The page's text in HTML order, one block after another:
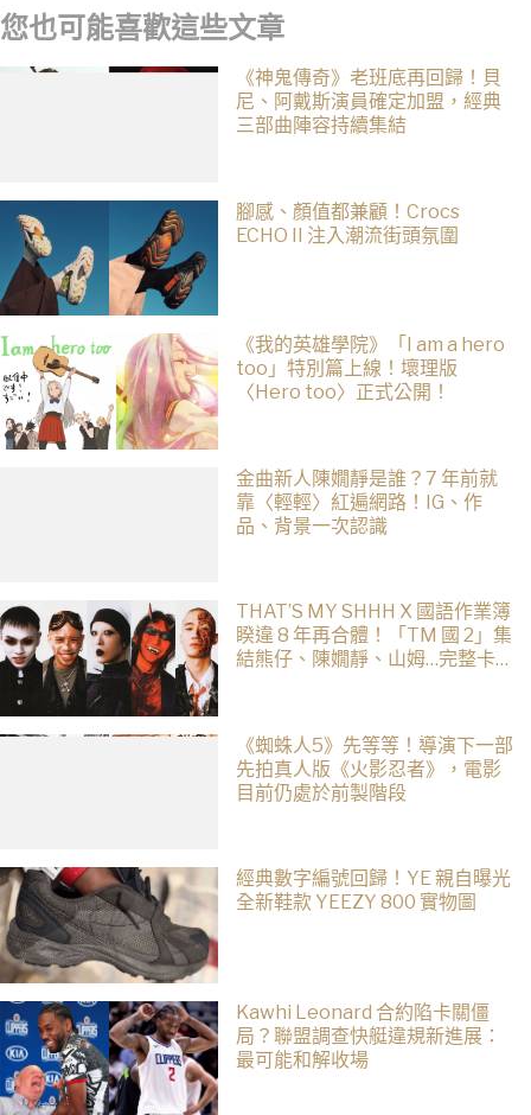
您也可能喜歡這些文章
《神鬼傳奇》老班底再回歸！貝
尼、阿戴斯演員確定加盟，經典
三部曲陣容持續集結
腳感、顏值都兼顧！Crocs
ECHO II 注入潮流街頭氛圍
《我的英雄學院》「I am a hero
too」特別篇上線！壞理版
〈Hero too〉正式公開！
金曲新人陳嫺靜是誰？7 年前就
靠〈輕輕〉紅遍網路！IG、作
品、背景一次認識
THAT’S MY SHHH X 國語作業簿
睽違 8 年再合體！「TM 國 2」集
結熊仔、陳嫺靜、山姆…完整卡
《蜘蛛人5》先等等！導演下一部
先拍真人版《火影忍者》，電影
目前仍處於前製階段
經典數字編號回歸！YE 親自曝光
全新鞋款 YEEZY 800 實物圖
Kawhi Leonard 合約陷卡關僵
局？聯盟調查快艇違規新進展：
最可能和解收場